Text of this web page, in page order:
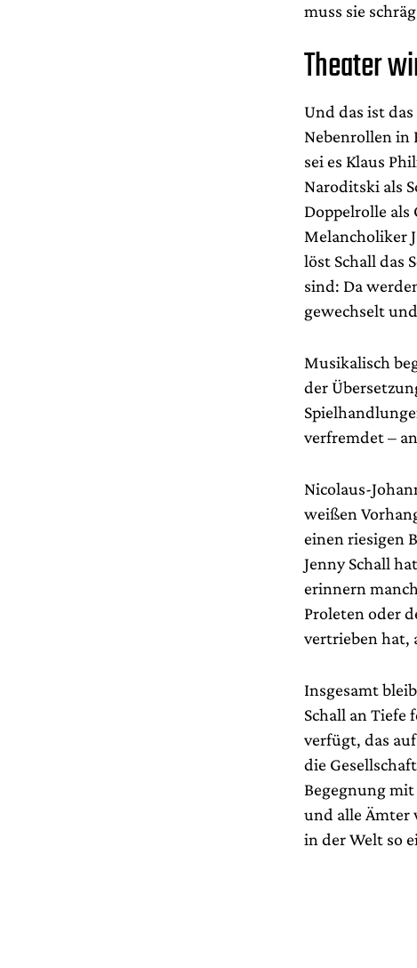
muss sie
Theater
Und das ist
Nebenrollen in
sei es Klaus
Naroditski als
Doppelrolle als
Melancholiker
löst Schall das
sind: Da
gewechselt
Musikalisch
der
verfremdet –
Nicolaus-
weißen
einen riesigen
Jenny Schall
erinnern
Proleten oder
vertrieben hat,
Insgesamt
Schall an Tiefe
verfügt, das
die
Begegnung
und alle Ämter
in der Welt so